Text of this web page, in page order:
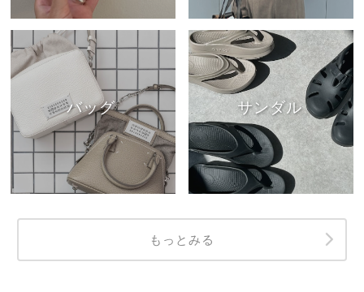
バッグ サンダル
もっとみる